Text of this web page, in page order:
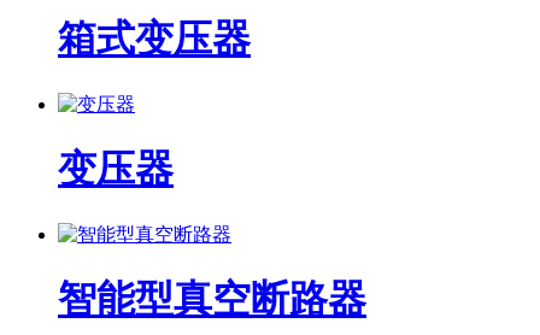
箱式变压器
变压器
智能型真空断路器